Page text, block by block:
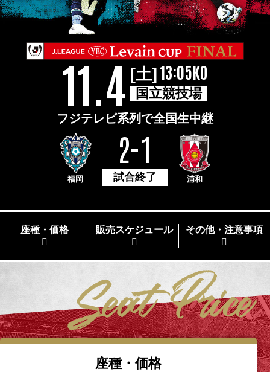
11.4 [土] 13:05KO
国立競技場
フジテレビ系列で全国生中継
福岡
2-1
試合終了 浦和
座種・価格 販売スケジュール その他・注意事項
座種・価格